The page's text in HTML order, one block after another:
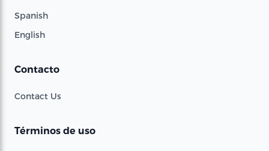
Spanish
English
Contacto
Contact Us
Términos de uso